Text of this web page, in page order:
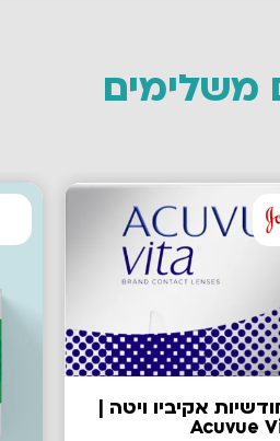
משלימים
אקיביו ויטה |
Acuvue